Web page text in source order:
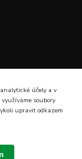
účely a v
soubory
upravit odkazem